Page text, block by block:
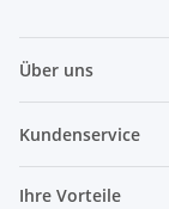
Über uns
Kundenservice
Ihre Vorteile